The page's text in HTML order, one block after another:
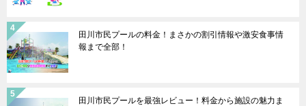
田川市民プールの料金！まさかの割引情報や激安食事情
報まで全部！
田川市民プールを最強レビュー！料金から施設の魅力ま